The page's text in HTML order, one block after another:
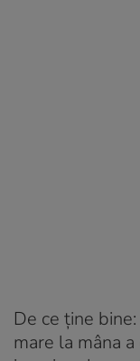
De ce ține
mare la mâna